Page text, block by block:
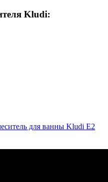
Kludi:
для ванны Kludi E2